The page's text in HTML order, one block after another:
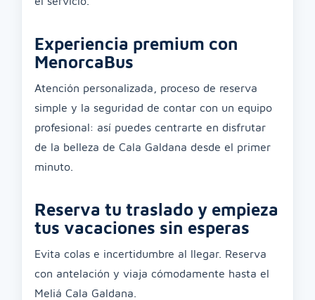
Experiencia premium con
MenorcaBus
Atención personalizada, proceso de reserva
simple y la seguridad de contar con un equipo
profesional: así puedes centrarte en disfrutar
de la belleza de Cala Galdana desde el primer
minuto.
Reserva tu traslado y empieza
tus vacaciones sin esperas
Evita colas e incertidumbre al llegar. Reserva
con antelación y viaja cómodamente hasta el
Meliá Cala Galdana.